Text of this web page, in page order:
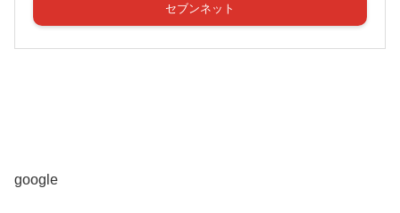
セブンネット
google